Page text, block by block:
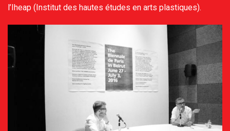
l’Iheap (Institut des hautes études en arts plastiques).